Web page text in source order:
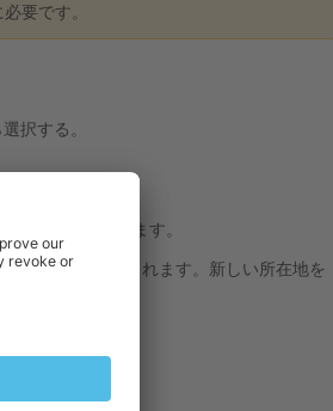
要です。
択する。
範囲が表示されます。
ュールに使用されます。新しい所在地を
す。